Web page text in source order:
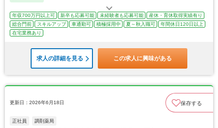
年収700万円以上可 新卒も応募可能 未経験者も応募可能
産休・育休取得実績有り
総合門前
スキルアップ 車通勤可 積極採用中 夏～秋入職可
年間休日120日以上
在宅業務あり
求人の詳細を見る この求人に興味がある
更新日：2026年6月18日 保存する
正社員 調剤薬局